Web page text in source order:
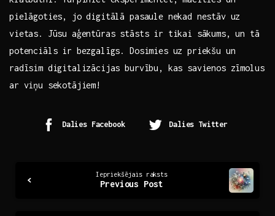
pielāgoties, jo digitālā pasaule nekad nestāv ‍uz
vietas. Jūsu aģentūras stāsts ir tikai sākums, un tā
potenciāls ir bezgalīgs. Dosimies uz priekšu un
radīsim digitalizācijas burvību, kas savienos zīmolus
ar viņu sekotājiem!
Dalies Facebook Dalies Twitter
Reading
Iepriekšējais raksts
Previous Post